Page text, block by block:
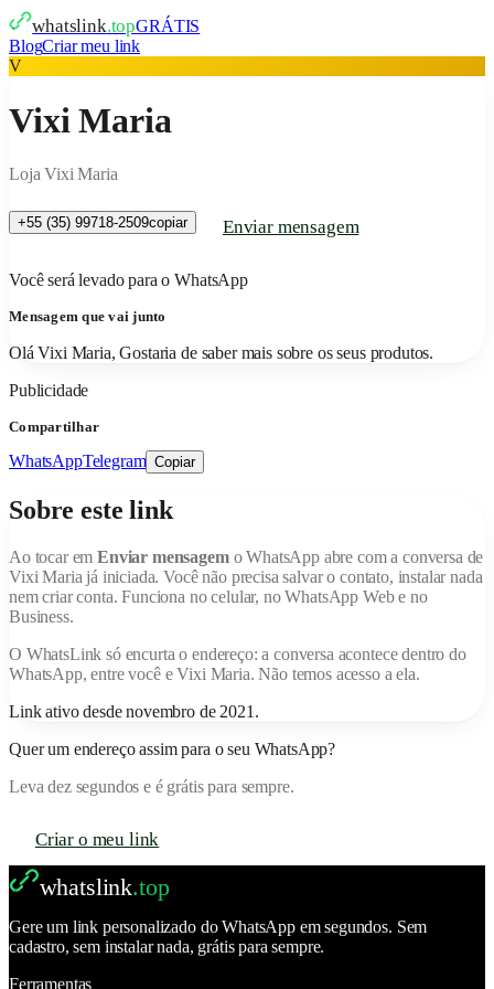
whatslink.topGRÁTIS
BlogCriar meu link
V
Vixi Maria
Loja Vixi Maria
+55 (35) 99718-2509copiar Enviar mensagem
Você será levado para o WhatsApp
Mensagem que vai junto
Olá Vixi Maria, Gostaria de saber mais sobre os seus produtos.
Publicidade
Compartilhar
WhatsAppTelegram Copiar
Sobre este link
Ao tocar emEnviar mensagem o WhatsApp abre com a conversa de
Vixi Maria já iniciada. Você não precisa salvar o contato, instalar nada
nem criar conta. Funciona no celular, no WhatsApp Web e no
Business.
O WhatsLink só encurta o endereço: a conversa acontece dentro do
WhatsApp, entre você eVixi Maria. Não temos acesso a ela.
Link ativo desde novembro de 2021 .
Quer um endereço assim para o seu WhatsApp?
Leva dez segundos e é grátis para sempre.
Criar o meu link
whatslink.top
Gere um link personalizado do WhatsApp em segundos. Sem
cadastro, sem instalar nada, grátis para sempre.
Ferramentas